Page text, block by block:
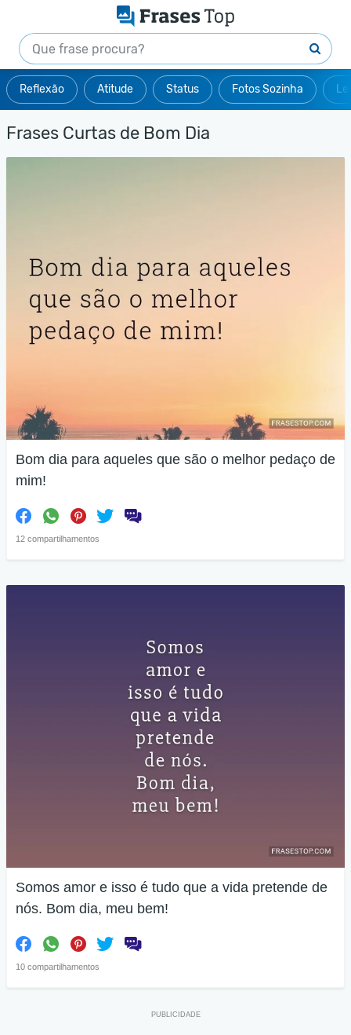
Reflexão Atitude Status Fotos Sozinha
Frases Curtas de Bom Dia
Bom dia para aqueles que são o melhor pedaço de
mim!
12 compartilhamentos
Somos amor e isso é tudo que a vida pretende de
nós. Bom dia, meu bem!
10 compartilhamentos